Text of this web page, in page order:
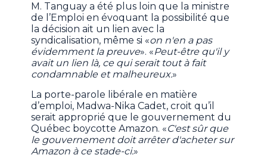
M. Tanguay a été plus loin que la ministre
de l’Emploi en évoquant la possibilité que
la décision ait un lien avec la
syndicalisation, même si «on n'en a pas
évidemment la preuve». «Peut-être qu'il y
avait un lien là, ce qui serait tout à fait
condamnable et malheureux.»
La porte-parole libérale en matière
d’emploi, Madwa-Nika Cadet, croit qu’il
serait approprié que le gouvernement du
Québec boycotte Amazon. «C'est sûr que
le gouvernement doit arrêter d'acheter sur
Amazon à ce stade-ci.»